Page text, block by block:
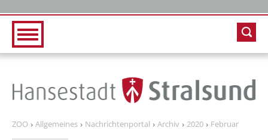
ZOO Allgemeines Nachrichtenportal Archiv 2020 Februar